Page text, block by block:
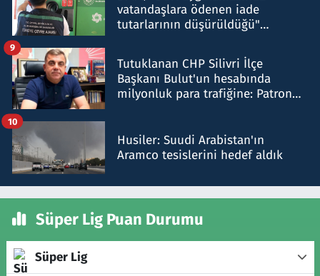
vatandaşlara ödenen iade
tutarlarının düşürüldüğü"
Tutuklanan CHP Silivri İlçe
Başkanı Bulut'un hesabında
milyonluk para trafiğine: Patron
9
Husiler: Suudi Arabistan'ın
Aramco tesislerini hedef aldık
10
Süper Lig Puan Durumu
Süper Lig